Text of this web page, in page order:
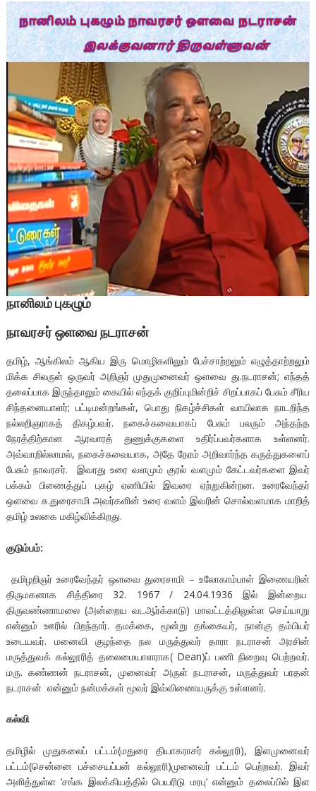
நானிலம் புகழும்
நாவரசர் ஒளவை நடராசன்
தமிழ், ஆங்கிலம் ஆகிய இரு மொழிகளிலும் பேச்சாற்றலும் எழுத்தாற்றலும்
மிக்க சிலருள் ஒருவர் அறிஞர் முதுமுனைவர் ஒளவை து.நடராசன்; எந்தத்
தலைப்பாக இருந்தாலும் கையில் எந்தக் குறிப்புமின்றிச் சிறப்பாகப் பேசும் சீரிய
சிந்தனையாளர்; பட்டிமன்றங்கள், பொது நிகழ்ச்சிகள் வாயிலாக நாடறிந்த
நல்லறிஞராகத் திகழ்பவர். நகைச்சுவையாகப் பேசும் பலரும் அந்தந்த
நேரத்திற்கான ஆரவாரத் துணுக்குகளை உதிர்ப்பவர்களாக உள்ளனர்.
அவ்வாறில்லாமல், நகைச்சுவையாக, அதே நேரம் அறிவார்ந்த கருத்துகளைப்
பேசும் நாவரசர். இவரது உரை வளமும் குரல் வளமும் கேட்டவர்களை இவர்
பக்கம் பிணைத்துப் புகழ் ஏணியில் இவரை ஏற்றுகின்றன. உரைவேந்தர்
ஒளவை சு.துரைசாமி அவர்களின் உரை வளம் இவரின் சொல்வளமாக மாறித்
தமிழ் உலகை மகிழ்விக்கிறது.
குடும்பம்:
தமிழறிஞர் உரைவேந்தர் ஒளவை துரைசாமி – உலோகாம்பாள் இணையரின்
திருமகனாக சித்திரை 32. 1967 / 24.04.1936 இல் இன்றைய
திருவண்ணாமலை (அன்றைய வடஆர்க்காடு) மாவட்டத்திலுள்ள செய்யாறு
என்னும் ஊரில் பிறந்தார். தமக்கை, மூன்று தங்கையர், நான்கு தம்பியர்
உடையவர். மனைவி குழந்தை நல மருத்துவர் தாரா நடராசன் அரசின்
மருத்துவக் கல்லூரித் தலைமையாளராக( Dean)ப் பணி நிறைவு பெற்றவர்.
மரு. கண்ணன் நடராசன், முனைவர் அருள் நடராசன், மருத்துவர் பரதன்
நடராசன் என்னும் நன்மக்கள் மூவர் இவ்விணையருக்கு உள்ளனர்.
கல்வி
தமிழில் முதுகலைப் பட்டம்(மதுரை தியாகராசர் கல்லூரி), இளமுனைவர்
பட்டம்(சென்னை பச்சையப்பன் கல்லூரி)முனைவர் பட்டம் பெற்றவர். இவர்
அளித்துள்ள ‘சங்க இலக்கியத்தில் பெயரிடு மரபு’ என்னும் தலைப்பில் இள